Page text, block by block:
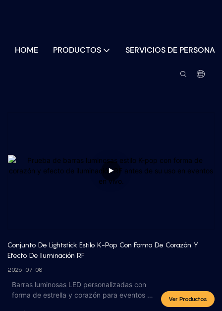
HOME PRODUCTOS SERVICIOS DE
Conjunto De Lightstick Estilo K-Pop Con Forma De Corazón Y
Efecto De Iluminación RF
2026-07-08
Barras luminosas LED personalizadas con
forma de estrella y corazón para eventos de
Ver Productos